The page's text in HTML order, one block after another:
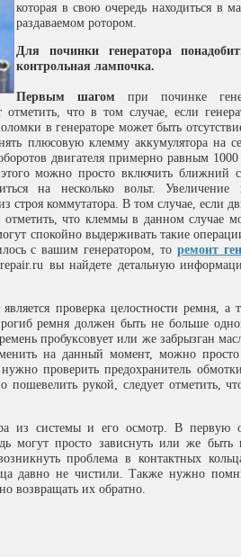
которая в свою очередь находиться в
раздаваемом ротором.
Для починки генератора
контрольная лампочка.
Первым шагом при починке
отметить, что в том случае, если
в генераторе может быть
плюсовую клемму аккумулятора на
двигателя примерно равным
можно просто включить ближний
на несколько вольт.
строя коммутатора. В том случае, если
отметить, что клеммы в данном случае
спокойно выдерживать такие
с вашим генератором, торемонт
repair.ru вы найдете детальную
проверка целостности ремня, а
ремня должен быть не больше
пробуксовует или же забрызган
на данный момент, можно просто
проверить предохранитель
пошевелить рукой, следует отметить,
из системы и его осмотр. В первую
могут просто зависнуть или же
проблема в контактных
давно не чистили. Также нужно
возвращать их обратно.